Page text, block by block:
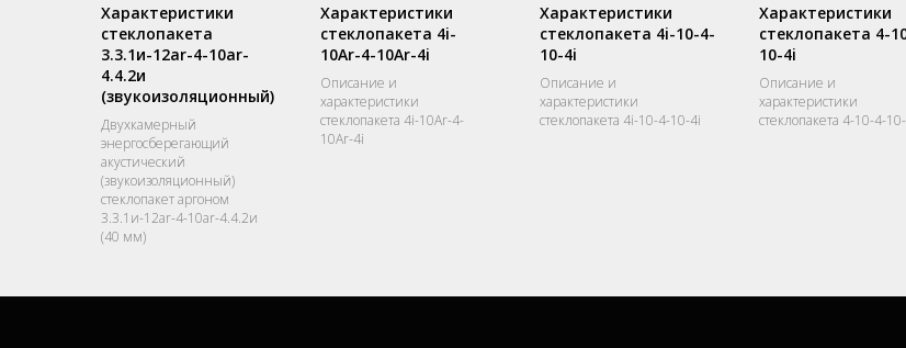
Характеристики
стеклопакета
3.3.1и-12ar-4-10ar-
4.4.2и
(звукоизоляционный)
Двухкамерный
энергосберегающий
акустический
(звукоизоляционный)
стеклопакет аргоном
3.3.1и-12ar-4-10ar-4.4.2и
(40 мм)
Характеристики
стеклопакета 4i-
10Ar-4-10Ar-4i
Описание и
характеристики
стеклопакета 4i-10Ar-4-
10Ar-4i
Характеристики
стеклопакета 4i-10-4-
10-4i
Описание и
характеристики
стеклопакета 4i-10-4-10-4i
Характеристики
стеклопакета 4-
10-4i
Описание и
характеристики
стеклопакета 4-10-4-